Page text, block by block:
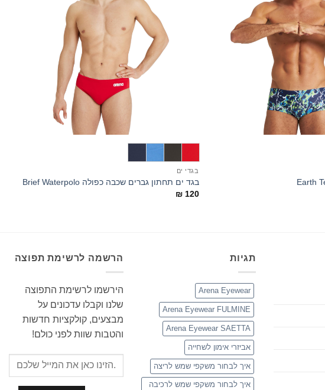
בגדי ים
בגד ים תחתון גברים שכבה כפולה Brief Waterpolo
₪120
תגיות
Arena Eyewear
Arena Eyewear FULMINE
Arena Eyewear SAETTA
אביזרי אימון לשחייה
איך לבחור משקפי שמש לריצה
איך לבחור משקפי שמש לרכיבה
הרשמה לרשימת תפוצה
הירשמו לרשימת התפוצה
שלנו וקבלו עדכונים על
מבצעים, קולקציות חדשות
והטבות שוות לפני כולם!